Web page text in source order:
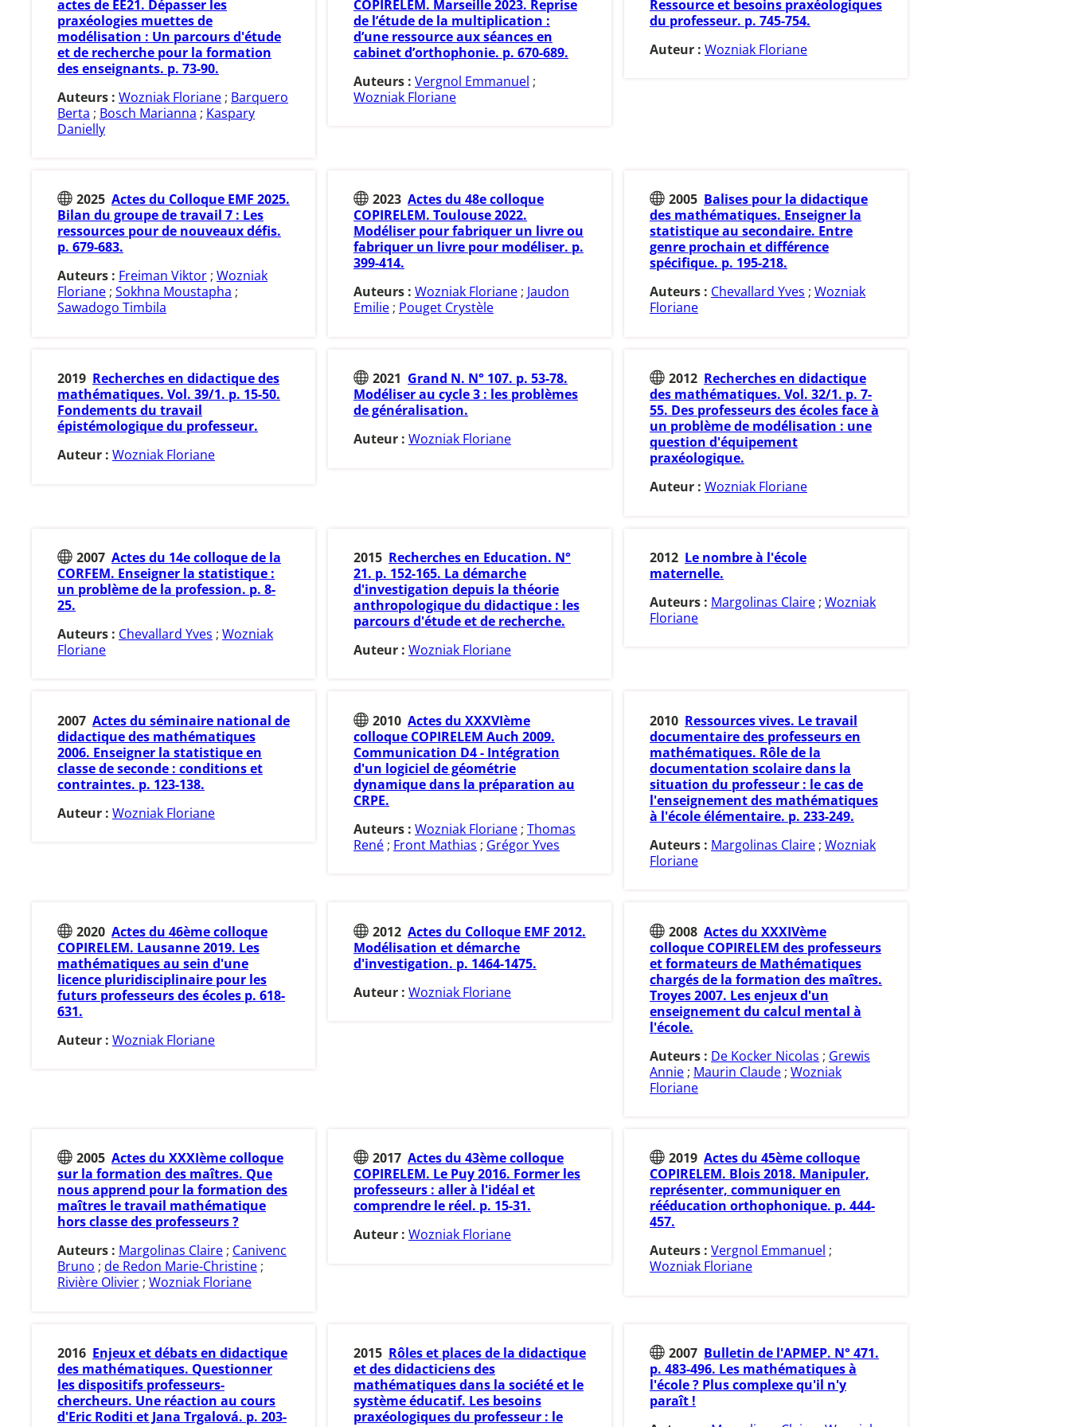
actes de EE21. Dépasser les
praxéologies muettes de
modélisation : Un parcours d'étude
et de recherche pour la formation
des enseignants. p. 73-90.
Auteurs : Wozniak Floriane ; Barquero
Berta ; Bosch Marianna ; Kaspary
Danielly
COPIRELEM. Marseille 2023. Reprise
de l’étude de la multiplication :
d’une ressource aux séances en
cabinet d’orthophonie. p. 670-689.
Auteurs : Vergnol Emmanuel ;
Wozniak Floriane
Ressource et besoins praxéologiques
du professeur. p. 745-754.
Auteur : Wozniak Floriane
2025 Actes du Colloque EMF 2025.
Bilan du groupe de travail 7 : Les
ressources pour de nouveaux défis.
p. 679-683.
Auteurs : Freiman Viktor; Wozniak
Floriane; Sokhna Moustapha ;
Sawadogo Timbila
2023 Actes du 48e colloque
COPIRELEM. Toulouse 2022.
Modéliser pour fabriquer un livre ou
fabriquer un livre pour modéliser. p.
399-414.
Auteurs : Wozniak Floriane; Jaudon
Emilie; Pouget Crystèle
2005 Balises pour la didactique
des mathématiques. Enseigner la
statistique au secondaire. Entre
genre prochain et différence
spécifique. p. 195-218.
Auteurs : Chevallard Yves ; Wozniak
Floriane
2019 Recherches en didactique des
mathématiques. Vol. 39/1. p. 15-50.
Fondements du travail
épistémologique du professeur.
Auteur : Wozniak Floriane
2021 Grand N. N° 107. p. 53-78.
Modéliser au cycle 3 : les problèmes
de généralisation.
Auteur : Wozniak Floriane
2012 Recherches en didactique
des mathématiques. Vol. 32/1. p. 7-
55. Des professeurs des écoles face à
un problème de modélisation : une
question d'équipement
praxéologique.
Auteur : Wozniak Floriane
2007 Actes du 14e colloque de la
CORFEM. Enseigner la statistique :
un problème de la profession. p. 8-
25.
Auteurs : Chevallard Yves ; Wozniak
Floriane
2015 Recherches en Education. N°
21. p. 152-165. La démarche
d'investigation depuis la théorie
anthropologique du didactique : les
parcours d'étude et de recherche.
Auteur : Wozniak Floriane
2012 Le nombre à l'école
maternelle.
Auteurs : Margolinas Claire ; Wozniak
Floriane
2007 Actes du séminaire national de
didactique des mathématiques
2006. Enseigner la statistique en
classe de seconde : conditions et
contraintes. p. 123-138.
Auteur : Wozniak Floriane
2010 Actes du XXXVIème
colloque COPIRELEM Auch 2009.
Communication D4 - Intégration
d'un logiciel de géométrie
dynamique dans la préparation au
CRPE.
Auteurs : Wozniak Floriane ; Thomas
René ; Front Mathias ; Grégor Yves
2010 Ressources vives. Le travail
documentaire des professeurs en
mathématiques. Rôle de la
documentation scolaire dans la
situation du professeur : le cas de
l'enseignement des mathématiques
à l'école élémentaire. p. 233-249.
Auteurs : Margolinas Claire ; Wozniak
Floriane
2020 Actes du 46ème colloque
COPIRELEM. Lausanne 2019. Les
mathématiques au sein d'une
licence pluridisciplinaire pour les
futurs professeurs des écoles p. 618-
631.
Auteur : Wozniak Floriane
2012 Actes du Colloque EMF 2012.
Modélisation et démarche
d'investigation. p. 1464-1475.
Auteur : Wozniak Floriane
2008 Actes du XXXIVème
colloque COPIRELEM des professeurs
et formateurs de Mathématiques
chargés de la formation des maîtres.
Troyes 2007. Les enjeux d'un
enseignement du calcul mental à
l'école.
Auteurs : De Kocker Nicolas ; Grewis
Annie ; Maurin Claude ; Wozniak
Floriane
2005 Actes du XXXIème colloque
sur la formation des maîtres. Que
nous apprend pour la formation des
maîtres le travail mathématique
hors classe des professeurs ?
Auteurs : Margolinas Claire ; Canivenc
Bruno ; de Redon Marie-Christine ;
Rivière Olivier ; Wozniak Floriane
2017 Actes du 43ème colloque
COPIRELEM. Le Puy 2016. Former les
professeurs : aller à l'idéal et
comprendre le réel. p. 15-31.
Auteur : Wozniak Floriane
2019 Actes du 45ème colloque
COPIRELEM. Blois 2018. Manipuler,
représenter, communiquer en
rééducation orthophonique. p. 444-
457.
Auteurs : Vergnol Emmanuel ;
Wozniak Floriane
2016 Enjeux et débats en didactique
des mathématiques. Questionner
les dispositifs professeurs-
chercheurs. Une réaction au cours
d'Eric Roditi et Jana Trgalová. p. 203-
2015 Rôles et places de la didactique
et des didacticiens des
mathématiques dans la société et le
système éducatif. Les besoins
praxéologiques du professeur : le
2007 Bulletin de l'APMEP. N° 471.
p. 483-496. Les mathématiques à
l'école ? Plus complexe qu'il n'y
paraît !